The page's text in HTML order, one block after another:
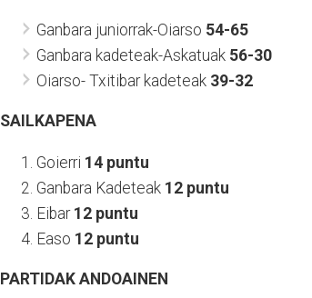
Ganbara juniorrak-Oiarso 54-65
Ganbara kadeteak-Askatuak 56-30
Oiarso- Txitibar kadeteak 39-32
SAILKAPENA
Goierri 14 puntu
Ganbara Kadeteak 12 puntu
Eibar12 puntu
Easo 12 puntu
PARTIDAK ANDOAINEN